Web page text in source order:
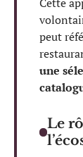
peut
une
Le